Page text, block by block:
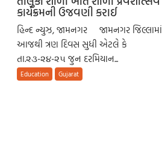
કાર્યક્રમની ઉજવણી કરાઈ
હિન્દ ન્યુઝ, જામનગર જામનગર જિલ્લામાં
આજથી ત્રણ દિવસ સુધી એટલે કે
તા.૨૩-૨૪-૨૫ જુન દરમિયાન...
Education Gujarat